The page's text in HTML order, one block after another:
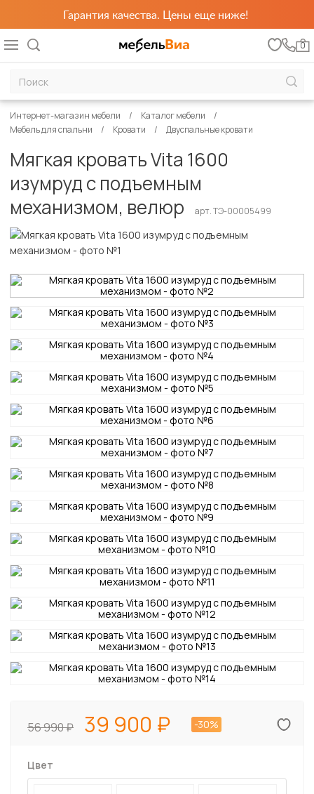
Гарантия качества. Цены еще ниже!
0
Интернет-магазин мебели
Каталог мебели
Мебель для спальни
Кровати Двуспальные кровати
Мягкая кровать Vita 1600
изумруд с подъемным
механизмом, велюр
арт. ТЭ-00005499
56 990 39 900 -30%
Цвет